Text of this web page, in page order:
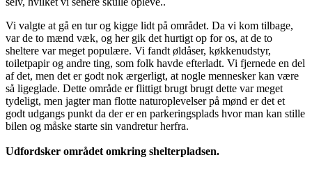
Vi valgte at gå en tur og kigge lidt på området. Da vi kom tilbage,
var de to mænd væk, og her gik det hurtigt op for os, at de to
sheltere var meget populære. Vi fandt øldåser, køkkenudstyr,
toiletpapir og andre ting, som folk havde efterladt. Vi fjernede en del
af det, men det er godt nok ærgerligt, at nogle mennesker kan være
så ligeglade. Dette område er flittigt brugt brugt dette var meget
tydeligt, men jagter man flotte naturoplevelser på mønd er det et
godt udgangs punkt da der er en parkeringsplads hvor man kan stille
bilen og måske starte sin vandretur herfra.
Udfordsker området omkring shelterpladsen.